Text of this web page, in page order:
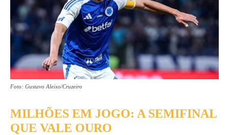
Foto: Gustavo Aleixo/Cruzeiro
MILHÕES EM JOGO: A SEMIFINAL
QUE VALE OURO